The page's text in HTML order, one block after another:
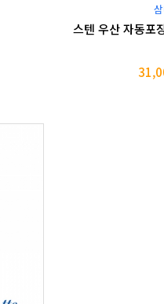
스텐 우산 자동포